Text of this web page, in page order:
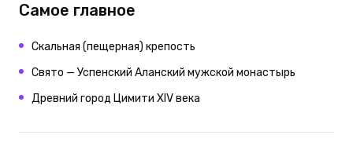
Самое главное
Скальная (пещерная) крепость
Свято — Успенский Аланский мужской монастырь
Древний город Цимити XIV века